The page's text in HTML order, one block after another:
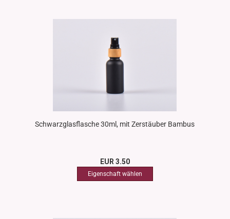
Schwarzglasflasche 30ml, mit Zerstäuber Bambus
EUR 3.50